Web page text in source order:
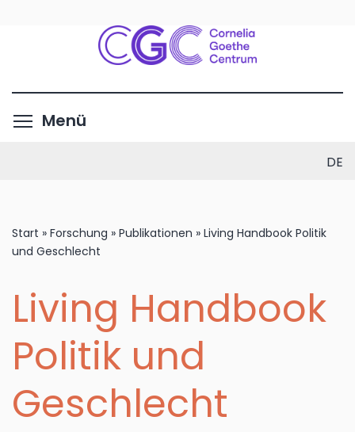
Inhalt
Menü
DE
Start » Forschung » Publikationen » Living Handbook Politik
und Geschlecht
Living Handbook
Politik und
Geschlecht